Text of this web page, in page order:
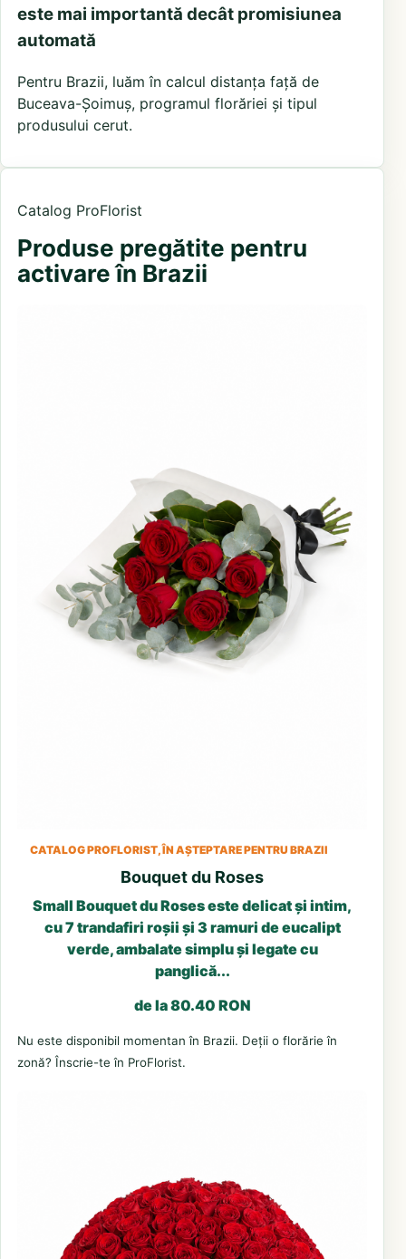
este mai importantă decât promisiunea
automată
Pentru Brazii, luăm în calcul distanța față de
Buceava-Șoimuș, programul florăriei și tipul
produsului cerut.
Catalog ProFlorist
Produse pregătite pentru
activare în Brazii
CATALOG PROFLORIST, ÎN AȘTEPTARE PENTRU BRAZII
Bouquet du Roses
Small Bouquet du Roses este delicat și intim,
cu 7 trandafiri roșii și 3 ramuri de eucalipt
verde, ambalate simplu și legate cu
panglică...
de la 80.40 RON
Nu este disponibil momentan în Brazii. Deții o florărie în
zonă? Înscrie-te în ProFlorist.